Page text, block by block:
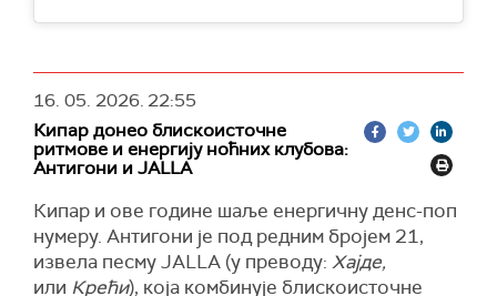
16. 05. 2026.22:55
Кипар донео блискоисточне
ритмове и енергију ноћних клубова:
Антигони и JALLA
Кипар и ове године шаље енергичну денс-поп
нумеру. Антигони је под редним бројем 21,
извела песму JALLA (у преводу: Хајде,
или Крећи), која комбинује блискоисточне